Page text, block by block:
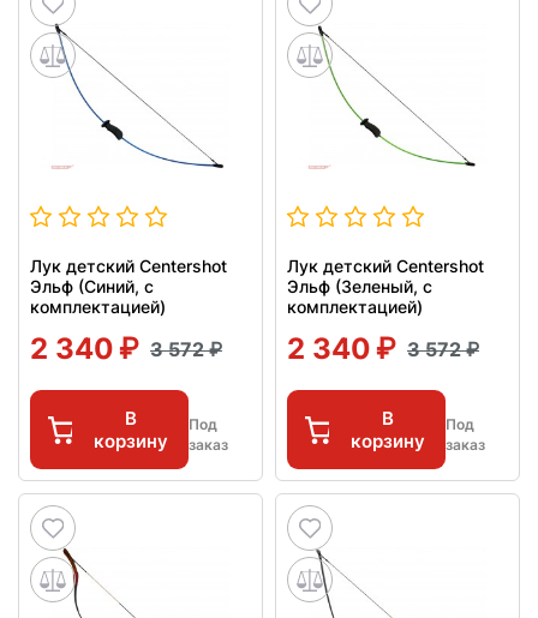
Лук детский Centershot
Эльф (Синий, с
комплектацией)
2 340 3 572
В
корзину
Под
заказ
Лук детский Centershot
Эльф (Зеленый, с
комплектацией)
2 340 3 572
В
корзину
Под
заказ